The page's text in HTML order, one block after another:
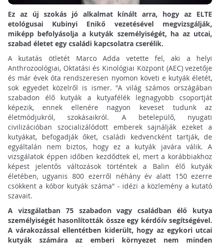
Ez az új szokás jó alkalmat kínált arra, hogy az ELTE
etológusai Kubinyi Enikő vezetésével megvizsgálják,
miképp befolyásolja a kutyák személyiségét, ha az utcai,
szabad életet egy családi kapcsolatra cserélik.
A kutatás ötletét Marco Adda vetette fel, aki a helyi
Anthrozoológiai, Oktatási és Kinológiai Központ (AEC) vezetője
és már évek óta rendszeresen nyomon követi e kutyák életét,
sok egyedet közelről is ismer. "A világ számos országában
szabadon élő kutyák a kutyafélék legnagyobb csoportját
képezik, ennek ellenére nagyon keveset tudunk az
életmódjukról, szokásaikról. A betelepülő, nyugati
civilizációban szocializálódott emberek sajnálják ezeket a
kutyákat, befogadják őket, családi kedvencként tartják, de
egyáltalán nem biztos, hogy ez a kutyák javára válik. A
vizsgálatok éppen időben kezdődtek el, mert a korábbiakhoz
képest jelentős változások történtek a Balin élő kutyák
életében, ugyanis 800 ezerről néhány év alatt 150 ezerre
csökkent a kóbor kutyák száma" - idézi a közlemény a kutató
szavait.
A vizsgálatban 75 szabadon vagy családban élő kutya
személyiségét hasonlították össze egy kérdőív segítségével.
A várakozással ellentétben kiderült, hogy az egykori utcai
kutyák számára az emberi környezet nem minden